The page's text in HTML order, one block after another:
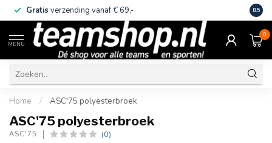
Gratis verzending vanaf € 69,- Eigen
8.5
MENU
0
Home / ASC'75 polyesterbroek
ASC'75 polyesterbroek
ASC'75 (0)